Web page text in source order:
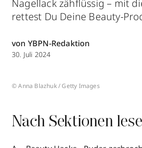
Nagellack zähflüssig – mit
rettest Du Deine Beauty-
von YBPN-Redaktion
30. Juli 2024
© Anna Blazhuk / Getty Images
Nach Sektionen